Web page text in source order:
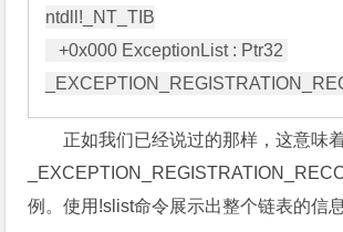
ntdll!_NT_TIB
   +0x000 ExceptionList : Ptr32
正如我们已经说过的那样，这意味
例。使用!slist命令展示出整个链表的信息